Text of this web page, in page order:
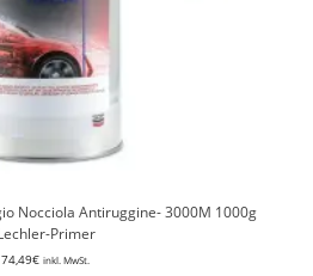
Nocciola Antiruggine- 3000M 1000g
Primer
74,49€ inkl. MwSt.